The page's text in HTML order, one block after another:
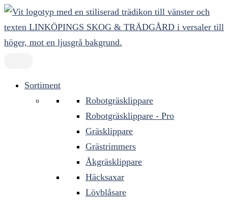
Hoppa
till
innehåll
Sortiment
Robotgräsklippare
Robotgräsklippare - Pro
Gräsklippare
Grästrimmers
Åkgräsklippare
Häcksaxar
Lövblåsare